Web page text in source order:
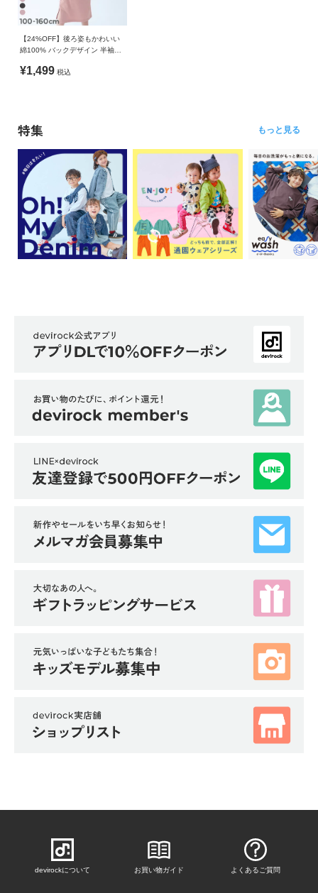
【24%OFF】後ろ姿もかわいい
綿100% バックデザイン 半袖ワ
¥1,499 税込
特集 もっと見る
devirockについて お買い物ガイド よくあるご質問